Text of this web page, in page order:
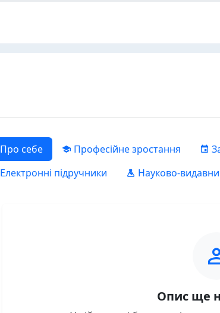
Про себе Професійне зростання
Електронні підручники
Науково-
Опис ще